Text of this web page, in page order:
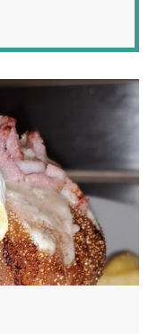
de
région provençale.